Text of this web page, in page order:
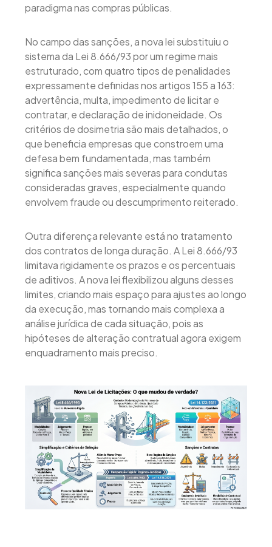
paradigma nas compras públicas.
No campo das sanções, a nova lei substituiu o
sistema da Lei 8.666/93 por um regime mais
estruturado, com quatro tipos de penalidades
expressamente definidas nos artigos 155 a 163:
advertência, multa, impedimento de licitar e
contratar, e declaração de inidoneidade. Os
critérios de dosimetria são mais detalhados, o
que beneficia empresas que constroem uma
defesa bem fundamentada, mas também
significa sanções mais severas para condutas
consideradas graves, especialmente quando
envolvem fraude ou descumprimento reiterado.
Outra diferença relevante está no tratamento
dos contratos de longa duração. A Lei 8.666/93
limitava rigidamente os prazos e os percentuais
de aditivos. A nova lei flexibilizou alguns desses
limites, criando mais espaço para ajustes ao longo
da execução, mas tornando mais complexa a
análise jurídica de cada situação, pois as
hipóteses de alteração contratual agora exigem
enquadramento mais preciso.